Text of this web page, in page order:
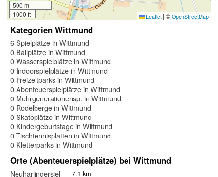
500 m
1000 ft
Leaflet | © OpenStreetMap
Kategorien Wittmund
6 Spielplätze in Wittmund
0 Ballplätze in Wittmund
0 Wasserspielplätze in Wittmund
0 Indoorspielplätze in Wittmund
0 Freizeitparks in Wittmund
0 Abenteuerspielplätze in Wittmund
0 Mehrgenerationensp. in Wittmund
0 Rodelberge in Wittmund
0 Skateplätze in Wittmund
0 Kindergeburtstage in Wittmund
0 Tischtennisplatten in Wittmund
0 Kletterparks in Wittmund
Orte (Abenteuerspielplätze) bei Wittmund
Neuharlingersiel 7.1 km